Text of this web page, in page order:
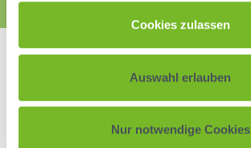
Cookies zulassen
Auswahl erlauben
Nur notwendige Cookies